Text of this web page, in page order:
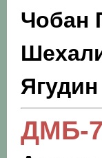
Чобан
Ягудин
ДМБ-